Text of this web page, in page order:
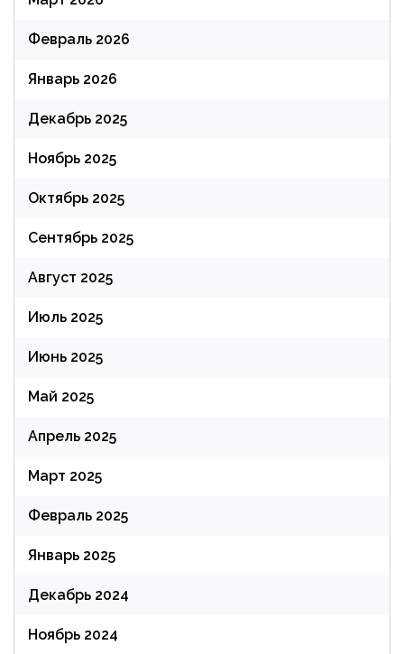
Февраль 2026
Январь 2026
Декабрь 2025
Ноябрь 2025
Октябрь 2025
Сентябрь 2025
Август 2025
Июль 2025
Июнь 2025
Май 2025
Апрель 2025
Март 2025
Февраль 2025
Январь 2025
Декабрь 2024
Ноябрь 2024